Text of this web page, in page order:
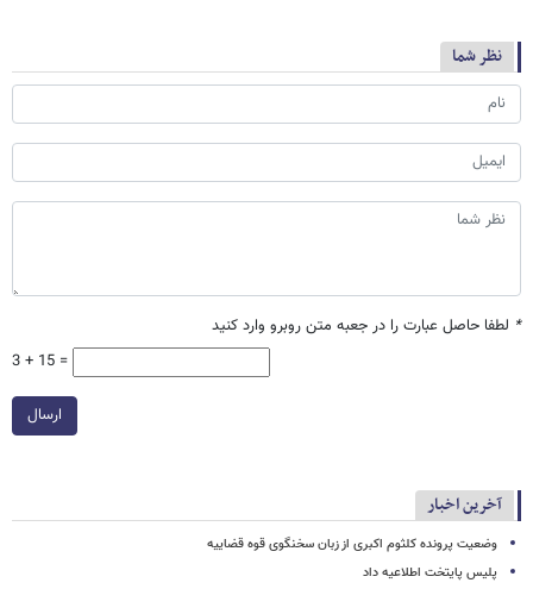
نظر شما
* لطفا حاصل عبارت را در جعبه متن روبرو وارد کنید
3 + 15 =
ارسال
آخرین اخبار
وضعیت پرونده کلثوم اکبری از زبان سخنگوی قوه قضاییه
پلیس پایتخت اطلاعیه داد